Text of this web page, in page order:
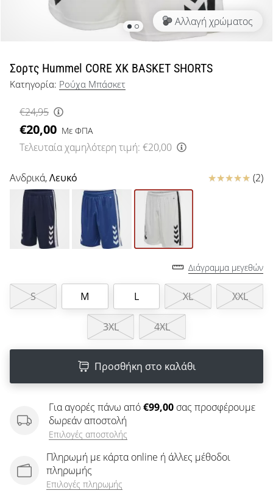
μπάσκετ
μπάσκετ
όπως
εμείς;
μαζί
μας
ως
πρεσβευτής
μάρκας
μας.
Εμφάνιση
Αλλαγή χρώματος
Σορτς Hummel CORE XK BASKET SHORTS
Κατηγορία: Ρούχα Μπάσκετ
€24,95
€20,00 Με ΦΠΑ
Τελευταία χαμηλότερη τιμή: €20,00
Ανδρικά,Λευκό Κριτικές (2)
Διάγραμμα μεγεθών
S M L XL XXL
3XL 4XL
Προσθήκη στο καλάθι
Για αγορές πάνω από€99,00 σας προσφέρουμε
δωρεάν αποστολή
Επιλογές αποστολής
Πληρωμή με κάρτα online ή άλλες μέθοδοι
πληρωμής
Επιλογές πληρωμής